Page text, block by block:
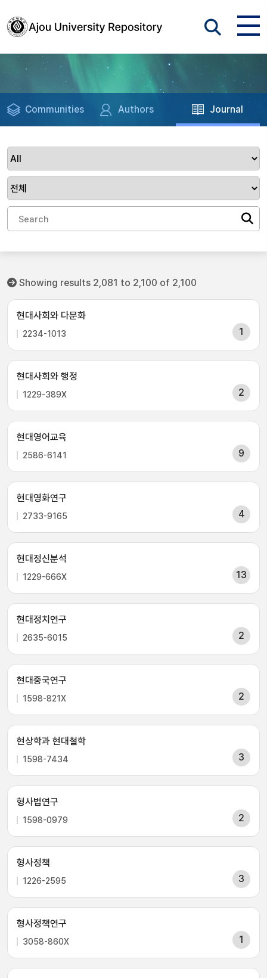
Communities Authors Journal
Showing results 2,081 to 2,100 of 2,100
현대사회와 다문화
2234-1013 1
현대사회와 행정
1229-389X 2
현대영어교육
2586-6141 9
현대영화연구
2733-9165 4
현대정신분석
1229-666X 13
현대정치연구
2635-6015 2
현대중국연구
1598-821X 2
현상학과 현대철학
1598-7434 3
형사법연구
1598-0979 2
형사정책
1226-2595 3
형사정책연구
3058-860X 1